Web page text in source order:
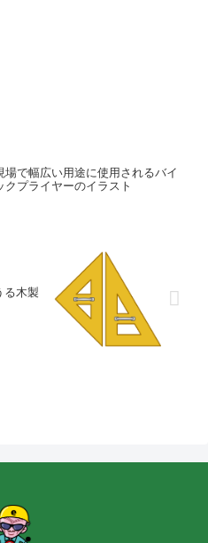
場で幅広い用途に使用されるバイ
クプライヤーのイラスト
る木製